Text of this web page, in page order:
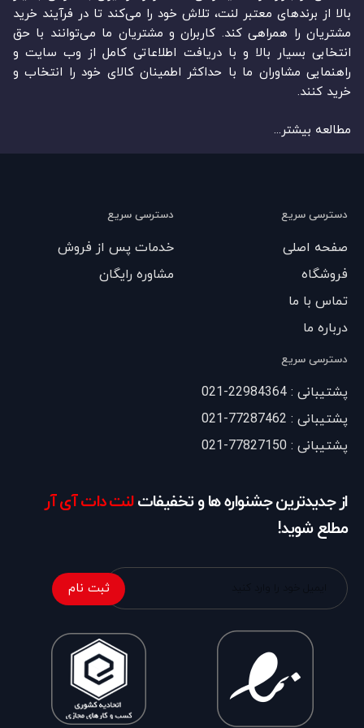
بالا از برندهای معتبر لنت، تلاش خود را می‌‏‏کند تا در فرآیند خرید
مشتریان را همراهی کند. کاربران و مشتریان ما می‏‏‌توانند با حق
انتخابی بسیار بالا و با دریافت اطلاعاتی کامل از وب سایت و
راهنمایی مشاوران ما با حداکثر اطمینان کالای خود را انتخاب و
خرید کنند.
مطالعه بیشتر...
دسترسی سریع
صفحه اصلی
فروشگاه
تماس با ما
درباره ما
دسترسی سریع
خدمات پس از فروش
مشاوره رایگان
دسترسی سریع
پشتیبانی : 22984364-021
پشتیبانی : 77287462-021
پشتیبانی : 77827150-021
از جدیدترین جشنواره ها و تخفیفاتلنت دات آی آر
مطلع شوید!
ثبت نام